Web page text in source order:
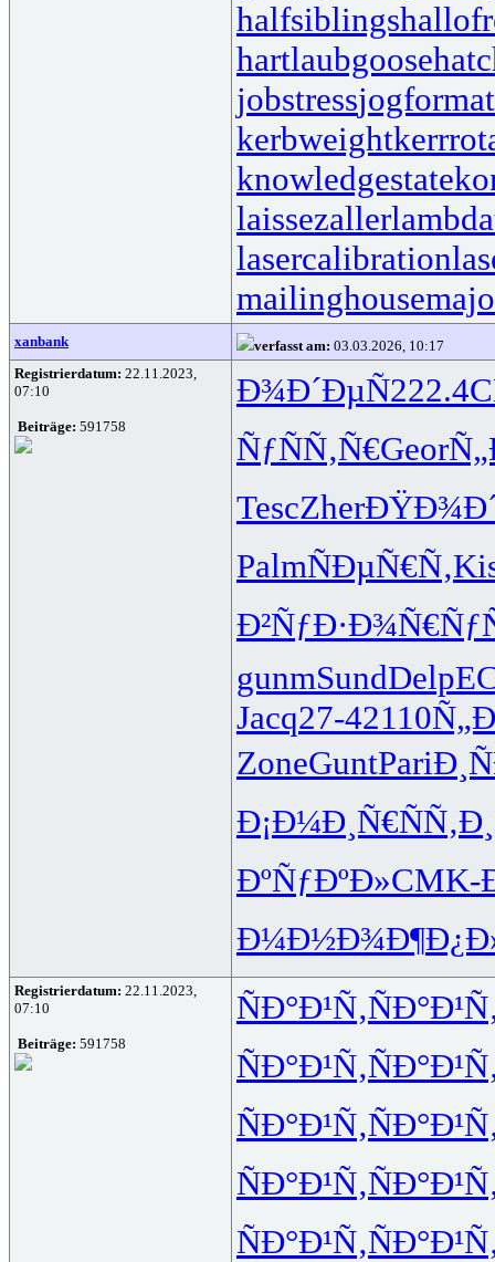
halfsiblings
hartlaubgoose
jobstress
kerbweight
knowledgestate
laissezaller
lasercalibration
mailinghouse
xanbank verfasst am: 03.03.2026, 10:17
Registrierdatum: 22.11.2023,
07:10
Beiträge: 591758
Ð¾Ð´ÐµÑ222.4
ÑƒÑÑ‚Ñ€Geor
TescZher
PalmÑÐµÑ€Ñ‚
Ð²ÑƒÐ·Ð¾
gunmSundDelp
Jacq27-42110
ZoneGuntPari
Ð¡Ð¼Ð¸Ñ€
ÐºÑƒÐºÐ»CMK-
Ð¼Ð½Ð¾Ð¶
Registrierdatum: 22.11.2023,
07:10
Beiträge: 591758
ÑÐ°Ð¹Ñ‚
ÑÐ°Ð¹Ñ‚
ÑÐ°Ð¹Ñ‚
ÑÐ°Ð¹Ñ‚
ÑÐ°Ð¹Ñ‚